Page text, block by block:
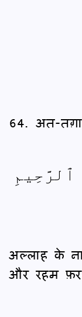
64. अत-
अल्लाह के
और रहम